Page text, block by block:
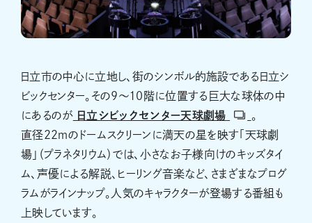
日立市の中心に立地し、街のシンボル的施設である日立シ
ビックセンター。その9～10階に位置する巨大な球体の中
にあるのが 日立シビックセンター天球劇場
。
直径22ｍのドームスクリーンに満天の星を映す「天球劇
場」（プラネタリウム）では、小さなお子様向けのキッズタイ
ム、声優による解説、ヒーリング音楽など、さまざまなプログ
ラムがラインナップ。人気のキャラクターが登場する番組も
上映しています。